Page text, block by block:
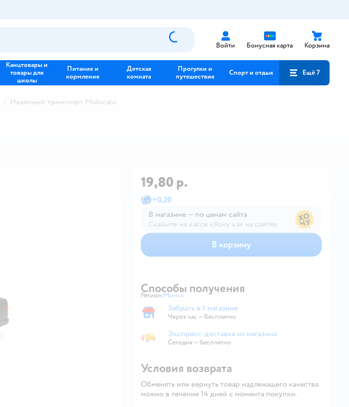
Войти Бонусная карта Корзина
Канцтовары и
товары для
школы
Питание и
кормление
Детская
комната
Прогулки и
путешествия
Спорт и отдых Ещё 7
Наземный транспорт Mobicaro
19,80 р.
+0,20
В магазине — по ценам сайта
Скажите на кассе «Хочу как на сайте»
В магазине — по ценам сайта
В корзину
Способы получения
Регион: Выбор адреса доставки.
Минск
Забрать в магазине
Забрать в 1 магазине
Через час — бесплатно
Экспресс-доставка из магазина
Экспресс-доставка из магазина
Сегодня—бесплатно
Условия возврата
Обменять или вернуть товар надлежащего качества
можно в течение 14 дней с момента покупки.